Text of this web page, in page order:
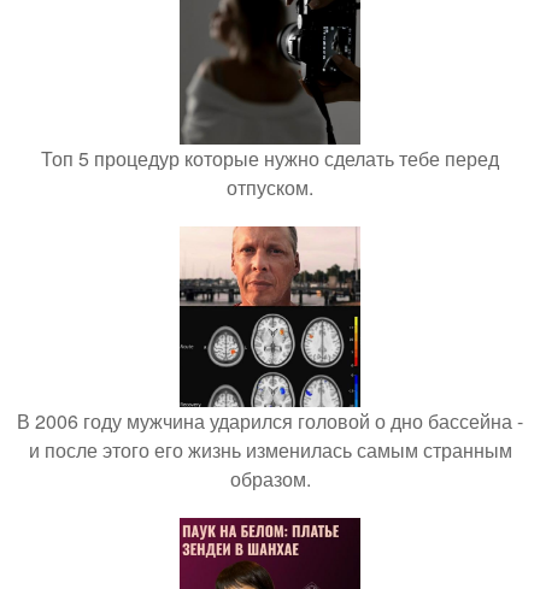
Топ 5 процедур которые нужно сделать тебе перед
отпуском.
В 2006 году мужчина ударился головой о дно бассейна -
и после этого его жизнь изменилась самым странным
образом.